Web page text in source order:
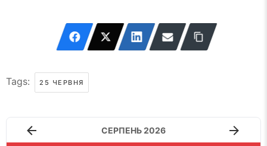
Tags: 25 ЧЕРВНЯ
СЕРПЕНЬ 2026